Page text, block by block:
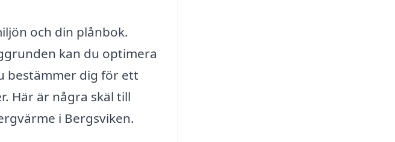
och din plånbok.
kan du optimera
bestämmer dig för ett
Här är några skäl till
i Bergsviken.